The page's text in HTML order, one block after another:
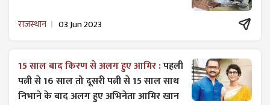
राजस्थान 03 Jun 2023
15 साल बाद किरण से अलग हुए आमिर :पहली
पत्नी से 16 साल तो दूसरी पत्नी से 15 साल साथ
निभाने के बाद अलग हुए अभिनेता आमिर खान